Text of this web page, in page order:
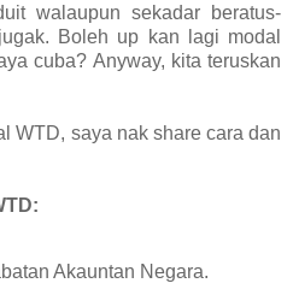
walaupun sekadar beratus-
Boleh up kan lagi modal
cuba? Anyway, kita teruskan
WTD, saya nak share cara dan
Akauntan Negara.